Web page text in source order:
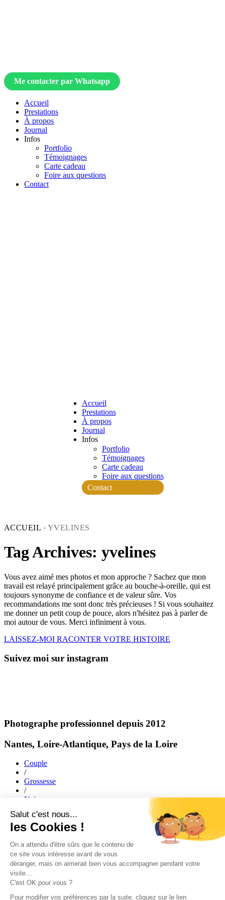
Me contacter par Whatsapp
Accueil
Prestations
À propos
Journal
Infos
Portfolio
Témoignages
Carte cadeau
Foire aux questions
Contact
Accueil
Prestations
À propos
Journal
Infos
Portfolio
Témoignages
Carte cadeau
Foire aux questions
Contact
ACCUEIL › YVELINES
Tag Archives: yvelines
Vous avez aimé mes photos et mon approche ? Sachez que mon
travail est relayé principalement grâce au bouche-à-oreille, qui est
toujours synonyme de confiance et de valeur sûre. Vos
recommandations me sont donc très précieuses ! Si vous souhaitez
me donner un petit coup de pouce, alors n'hésitez pas à parler de
moi autour de vous. Merci infiniment à vous.
LAISSEZ-MOI RACONTER VOTRE HISTOIRE
Suivez moi sur instagram
Photographe professionnel depuis 2012
Nantes, Loire-Atlantique, Pays de la Loire
Couple
/
Grossesse
/
Naissance
Mariage
/
ACCUEIL|JOURNAL|A PROPOS
Création de site web|CONTACT
JOURNAL
A PROPOS
Création de sites web